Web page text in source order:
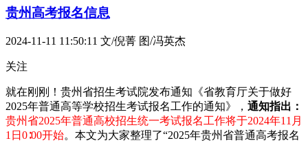
贵州高考报名信息
2024-11-11 11:50:11 文/倪菁 图/冯英杰
关注
就在刚刚！贵州省招生考试院发布通知《省教育厅关于做好
2025年普通高等学校招生考试报名工作的通知》， 通知指出：
贵州省2025年普通高校招生统一考试报名工作将于2024年11月
1日0∶00开始。本文为大家整理了“2025年贵州省普通高考报名